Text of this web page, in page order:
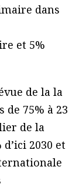
dans
et 5%
de la la
de 75% à 23
de la
2030 et